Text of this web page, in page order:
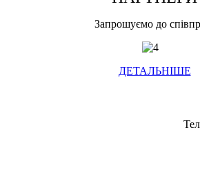
Запрошуємо до
ДЕТАЛЬНІШЕ